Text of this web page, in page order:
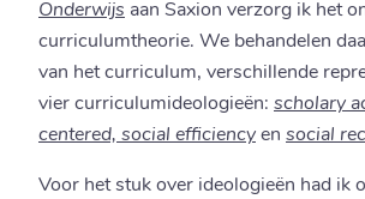
Onderwijs aan Saxion verzorg ik het
curriculumtheorie. We behandelen
van het curriculum, verschillende
vier curriculumideologieën: scholary
centered, social efficiency en social
Voor het stuk over ideologieën had ik